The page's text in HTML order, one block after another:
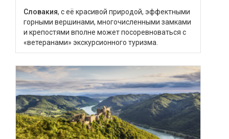
Словакия, с её красивой природой, эффектными
горными вершинами, многочисленными замками
и крепостями вполне может посоревноваться с
«ветеранами» экскурсионного туризма.